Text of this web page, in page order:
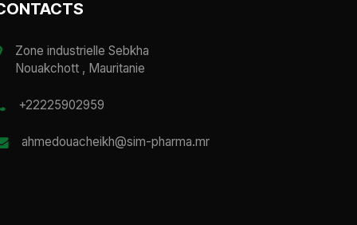
Zone industrielle Sebkha
Nouakchott , Mauritanie
+22225902959
ahmedouacheikh@sim-pharma.mr